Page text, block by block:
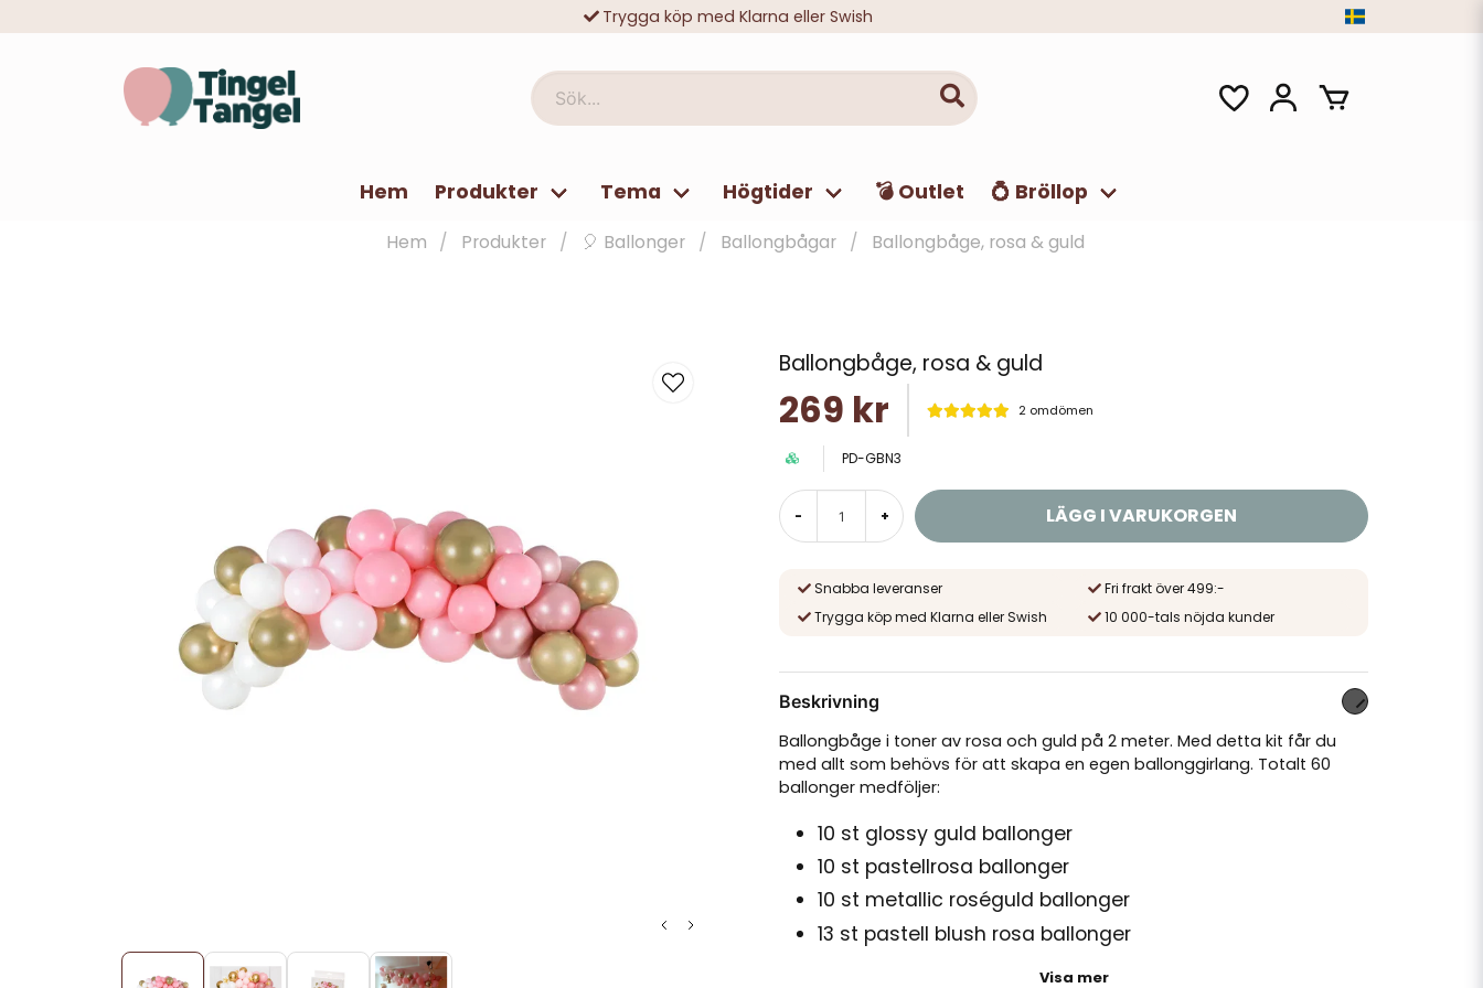
Trygga köp med Klarna eller Swish
Sök...
Hem Produkter Tema Högtider 💣 Outlet 💍 Bröllop
Hem Produkter 🎈 Ballonger Ballongbågar Ballongbåge, rosa & guld
Ballongbåge, rosa & guld
269 kr 2 omdömen
PD-GBN3
- + LÄGG I VARUKORGEN
Snabba leveranser
Fri frakt över 499:-
Trygga köp med Klarna eller Swish
10 000-tals nöjda kunder
Beskrivning
Ballongbåge i toner av rosa och guld på 2 meter. Med detta kit får du
med allt som behövs för att skapa en egen ballonggirlang. Totalt 60
ballonger medföljer:
10 st glossy guld ballonger
10 st pastellrosa ballonger
10 st metallic roséguld ballonger
13 st pastell blush rosa ballonger
17 st metallic vita ballongerVisa mer